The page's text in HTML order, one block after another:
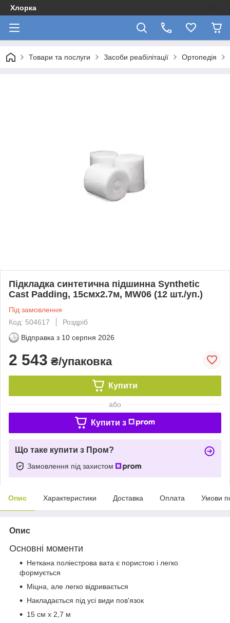
Хлорка
Товари та послуги Засоби реабілітації Ортопедія
Підкладка синтетична підшинна Synthetic
Cast Padding, 15смх2.7м, MW06 (12 шт./уп.)
Під замовлення
Код: 504617
Роздріб
Відправка з 10 серпня 2026
2 543 ₴/упаковка
Купити
або
Купити з
Що таке купити з Пром?
Замовлення під захистом
Опис Характеристики Доставка Оплата Умови
Опис
Основні моменти
Неткана поліестрова вата є пористою і легко
формується
Міцна, але легко відривається
Накладається під усі види пов'язок
15 см х 2,7 м